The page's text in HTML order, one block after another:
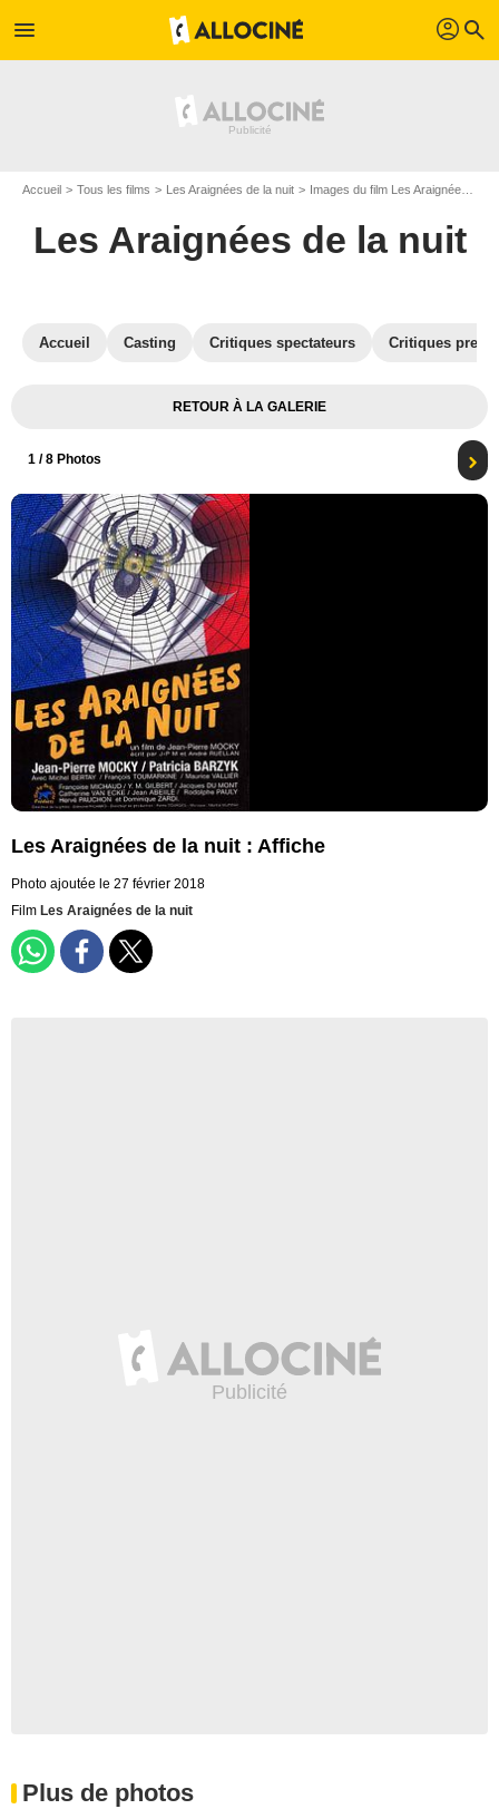
menu profil search
Accueil Tous les films Les Araignées de la nuit Images du film Les Araignées de la nuit
Les Araignées de la nuit
Accueil Casting Critiques spectateurs Critiques
RETOUR À LA GALERIE
1 / 8 Photos
Les Araignées de la nuit : Affiche
Photo ajoutée le 27 février 2018
Film Les Araignées de la nuit
Plus de photos